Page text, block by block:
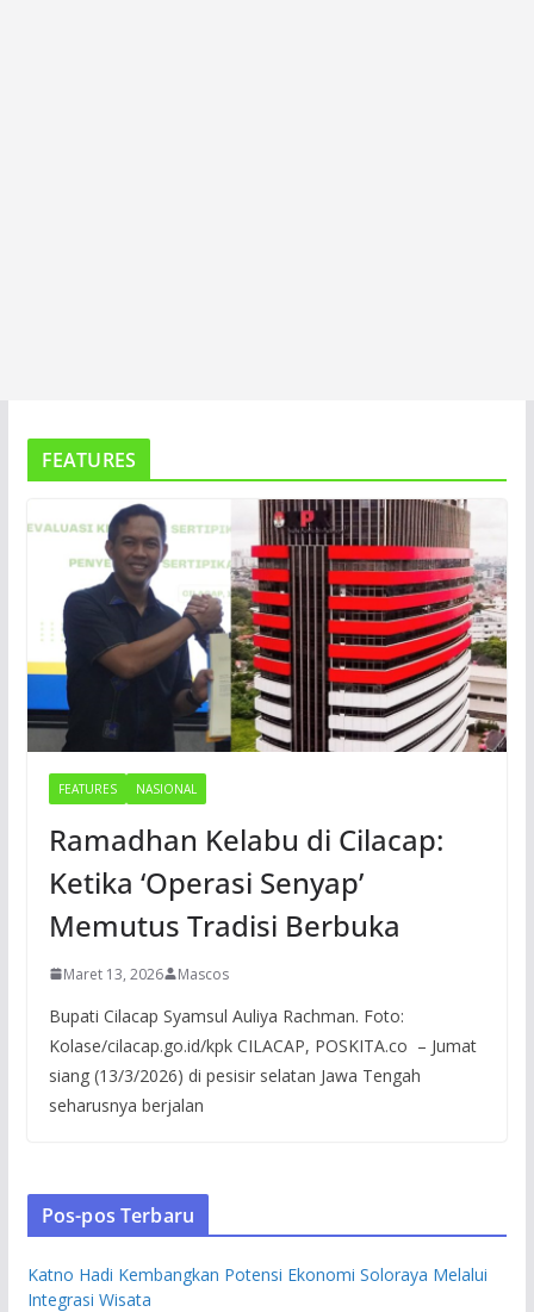
FEATURES
FEATURES NASIONAL
Ramadhan Kelabu di Cilacap:
Ketika ‘Operasi Senyap’
Memutus Tradisi Berbuka
Maret 13, 2026 Mascos
Bupati Cilacap Syamsul Auliya Rachman. Foto:
Kolase/cilacap.go.id/kpk CILACAP, POSKITA.co – Jumat
siang (13/3/2026) di pesisir selatan Jawa Tengah
seharusnya berjalan
Pos-pos Terbaru
Katno Hadi Kembangkan Potensi Ekonomi Soloraya Melalui
Integrasi Wisata